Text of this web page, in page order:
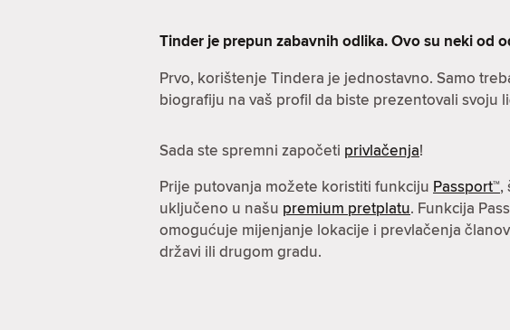
Tinder je prepun zabavnih odlika. Ovo su neki od
Prvo, korištenje Tindera je jednostavno. Samo
biografiju na vaš profil da biste prezentovali svoju
Sada ste spremni započeti privlačenja!
Prije putovanja možete koristiti funkciju Passport™,
uključeno u našu premium pretplatu. Funkcija
omogućuje mijenjanje lokacije i prevlačenja
državi ili drugom gradu.